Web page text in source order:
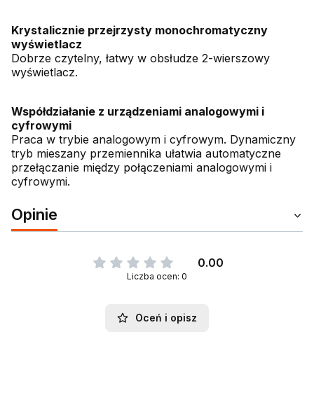
Krystalicznie przejrzysty monochromatyczny
wyświetlacz
Dobrze czytelny, łatwy w obsłudze 2-wierszowy
wyświetlacz.
Współdziałanie z urządzeniami analogowymi i
cyfrowymi
Praca w trybie analogowym i cyfrowym. Dynamiczny
tryb mieszany przemiennika ułatwia automatyczne
przełączanie między połączeniami analogowymi i
cyfrowymi.
Opinie
0.00
Liczba ocen: 0
Oceń i opisz